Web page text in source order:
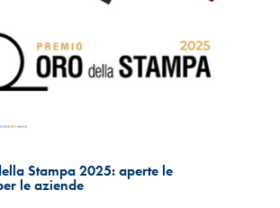
Stampa 2025: aperte le
le aziende